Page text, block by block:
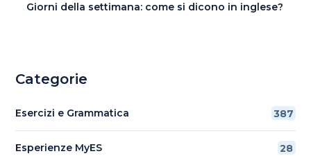
Giorni della settimana: come si dicono in inglese?
Categorie
Esercizi e Grammatica 387
Esperienze MyES 28